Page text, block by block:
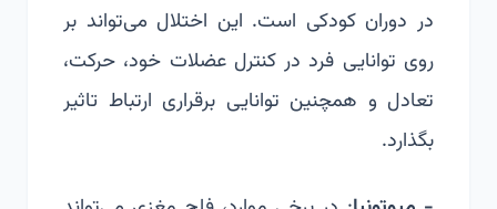
در دوران کودکی است. این اختلال می‌تواند بر
روی توانایی فرد در کنترل عضلات خود، حرکت،
تعادل و همچنین توانایی برقراری ارتباط تاثیر
بگذارد.